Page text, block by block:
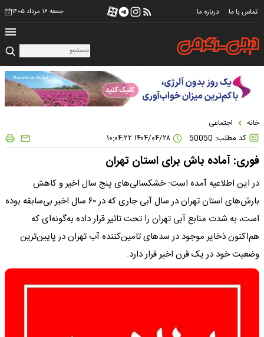
تماس با ما درباره ما جمعه ۱۶ مرداد ۱۴۰۵
خانه اجتماعی
کد مطلب: 50050
فوری: آماده باش برای استان تهران
در این اطلاعیه آمده است: خشکسالی‌های پنج سال اخیر و کاهش
بارش‌های استان تهران در سال آبی جاری که در ۶۰ سال اخیر بی‌سابقه بوده
است، به شدت منابع آبی تهران را تحت تاثیر قرار داده به‌گونه‌ای که
هم‌اکنون ذخایر موجود در سد‌های تامین‌کننده آب تهران در پایین‌ترین
وضعیت خود در یک قرن اخیر قرار دارد.